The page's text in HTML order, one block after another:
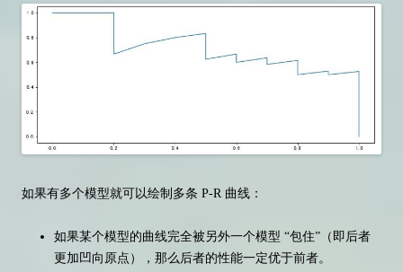
如果有多个模型就可以绘制多条 P-R 曲线：
如果某个模型的曲线完全被另外一个模型 “包住”（即后者
更加凹向原点），那么后者的性能一定优于前者。